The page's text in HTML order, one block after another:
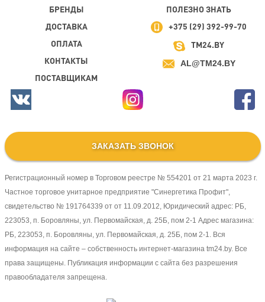
БРЕНДЫ
ПОЛЕЗНО ЗНАТЬ
ДОСТАВКА
ОПЛАТА
КОНТАКТЫ
ПОСТАВЩИКАМ
+375 (29) 392-99-70
TM24.BY
AL@TM24.BY
ЗАКАЗАТЬ ЗВОНОК
Регистрационный номер в Торговом реестре № 554201 от 21 марта 2023 г.
Частное торговое унитарное предприятие "Синергетика Профит",
свидетельство № 191764339 от от 11.09.2012, Юридический адрес: РБ,
223053, п. Боровляны, ул. Первомайская, д. 25Б, пом 2-1 Адрес магазина:
РБ, 223053, п. Боровляны, ул. Первомайская, д. 25Б, пом 2-1. Вся
информация на сайте – собственность интернет-магазина tm24.by. Все
права защищены. Публикация информации с сайта без разрешения
правообладателя запрещена.